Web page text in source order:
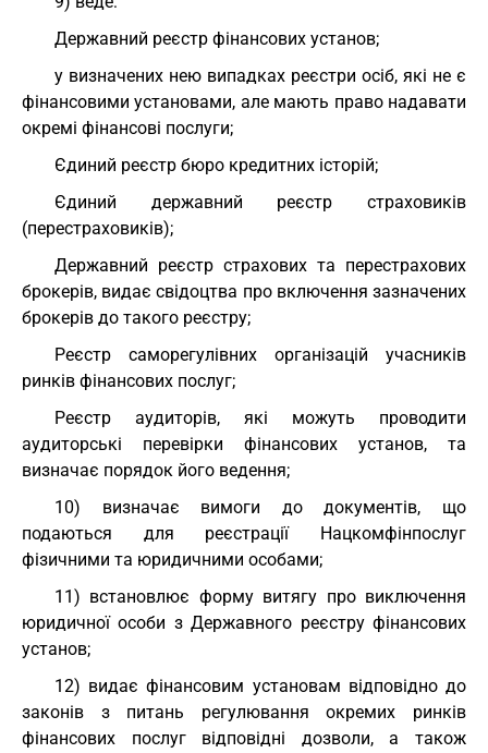
Державний реєстр фінансових установ;
у визначених нею випадках реєстри осіб, які не є
фінансовими установами, але мають право надавати
окремі фінансові послуги;
Єдиний реєстр бюро кредитних історій;
Єдиний державний реєстр страховиків
(перестраховиків);
Державний реєстр страхових та перестрахових
брокерів, видає свідоцтва про включення зазначених
брокерів до такого реєстру;
Реєстр саморегулівних організацій учасників
ринків фінансових послуг;
Реєстр аудиторів, які можуть проводити
аудиторські перевірки фінансових установ, та
визначає порядок його ведення;
10) визначає вимоги до документів, що
подаються для реєстрації Нацкомфінпослуг
фізичними та юридичними особами;
11) встановлює форму витягу про виключення
юридичної особи з Державного реєстру фінансових
установ;
12) видає фінансовим установам відповідно до
законів з питань регулювання окремих ринків
фінансових послуг відповідні дозволи, а також